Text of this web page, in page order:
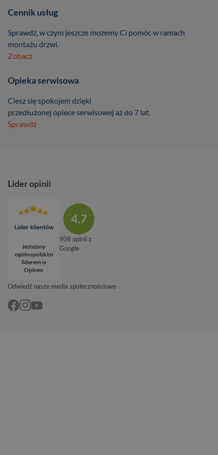
Cennik usług
Sprawdź, w czym jeszcze mozemy Ci pomóc w ramach
montażu drzwi.
Zobacz
Opieka serwisowa
Ciesz się spokojem dzięki
przedłużonej opiece serwisowej aż do 7 lat.
Sprawdź
Odwiedź nasze media społecznościowe
Lider opinii
Jesteśmy
ogólnopolskim
liderem w
Opineo
4.7
908 opinii z
Google